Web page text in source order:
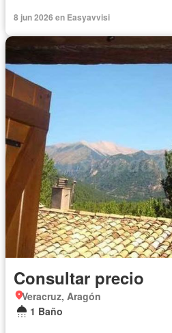
8 jun 2026 en Easyavvisi
Consultar precio
Veracruz, Aragón
1 Baño